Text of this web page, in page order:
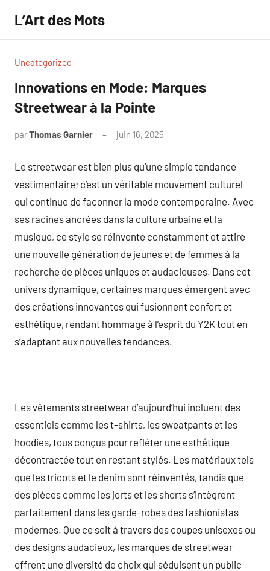
contenu
L’Art des Mots
Uncategorized
Innovations en Mode: Marques
Streetwear à la Pointe
parThomas Garnier juin 16, 2025
Le streetwear est bien plus qu’une simple tendance
vestimentaire; c’est un véritable mouvement culturel
qui continue de façonner la mode contemporaine. Avec
ses racines ancrées dans la culture urbaine et la
musique, ce style se réinvente constamment et attire
une nouvelle génération de jeunes et de femmes à la
recherche de pièces uniques et audacieuses. Dans cet
univers dynamique, certaines marques émergent avec
des créations innovantes qui fusionnent confort et
esthétique, rendant hommage à l’esprit du Y2K tout en
s’adaptant aux nouvelles tendances.
Les vêtements streetwear d’aujourd’hui incluent des
essentiels comme les t-shirts, les sweatpants et les
hoodies, tous conçus pour refléter une esthétique
décontractée tout en restant stylés. Les matériaux tels
que les tricots et le denim sont réinventés, tandis que
des pièces comme les jorts et les shorts s’intègrent
parfaitement dans les garde-robes des fashionistas
modernes. Que ce soit à travers des coupes unisexes ou
des designs audacieux, les marques de streetwear
offrent une diversité de choix qui séduisent un public